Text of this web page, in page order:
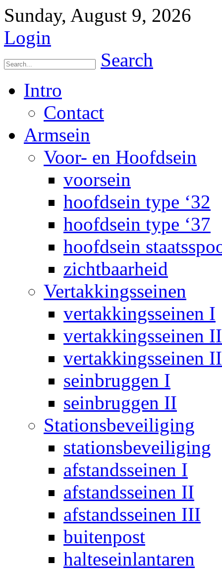
Sunday, August 9, 2026
Login
Search
Intro
Contact
Armsein
Voor- en Hoofdsein
voorsein
hoofdsein type ‘32
hoofdsein type ‘37
hoofdsein
zichtbaarheid
Vertakkingsseinen
vertakkingsseinen I
vertakkingsseinen II
vertakkingsseinen
seinbruggen I
seinbruggen II
Stationsbeveiliging
stationsbeveiliging
afstandsseinen I
afstandsseinen II
afstandsseinen III
buitenpost
halteseinlantaren